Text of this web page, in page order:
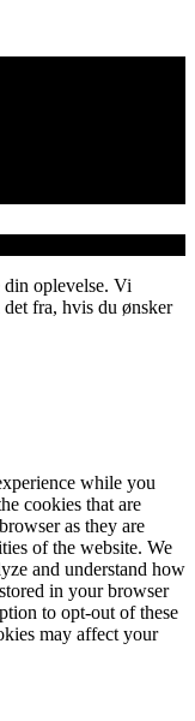
oplevelse. Vi
det fra, hvis du ønsker
while you
cookies that are
as they are
of the website. We
and understand how
in your browser
to opt-out of these
may affect your